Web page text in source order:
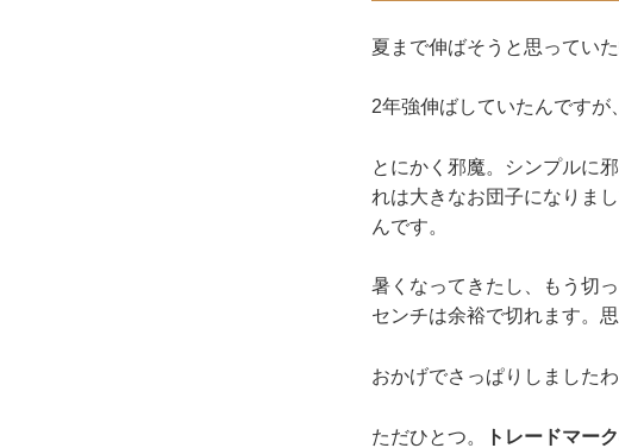
夏まで伸ばそうと思っていた
2年強伸ばしていたんですが
とにかく邪魔。シンプルに
れは大きなお団子になりま
んです。
暑くなってきたし、もう切
センチは余裕で切れます。
おかげでさっぱりしました
ただひとつ。 トレードマー